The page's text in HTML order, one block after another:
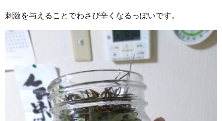
刺激を与えることでわさび辛くなるっぽいです。